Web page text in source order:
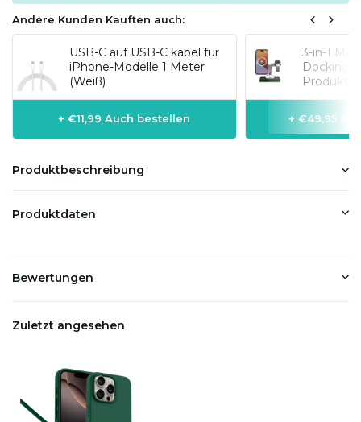
Andere Kunden Kauften auch:
USB-C auf USB-C kabel für
iPhone-Modelle 1 Meter
(Weiß)
+ €11,99 Auch bestellen
3-in-1
Produkte
+ €49,95
Produktbeschreibung
Produktdaten
Bewertungen
Zuletzt angesehen